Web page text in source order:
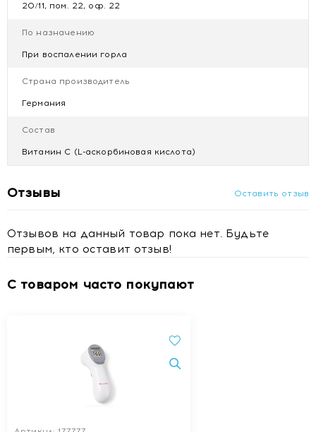
20/11, пом. 22, оф. 22
По назначению
При воспалении горла
Страна производитель
Германия
Состав
Витамин С (L-аскорбиновая кислота)
Отзывы Оставить отзыв
Отзывов на данный товар пока нет. Будьте
первым, кто оставит отзыв!
С товаром часто покупают